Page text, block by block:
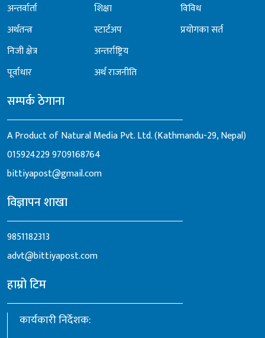
अन्तर्वार्ता
अर्थतन्त्र
निजी क्षेत्र
पूर्वाधार
शिक्षा
स्टार्टअप
अन्तर्राष्ट्रिय
अर्थ राजनीति
विविध
प्रयोगका सर्त
सम्पर्क ठेगाना
A Product of Natural Media Pvt. Ltd. (Kathmandu-29, Nepal)
0159242299709168764
bittiyapost@gmail.com
विज्ञापन शाखा
9851182313
advt@bittiyapost.com
हाम्रो टिम
कार्यकारी निर्देशक: